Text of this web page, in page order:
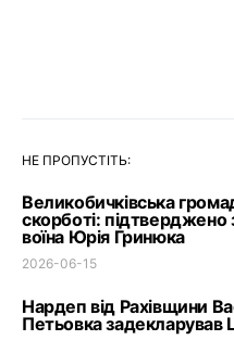
НЕ ПРОПУСТІТЬ:
Великобичківська
скорботі: підтверджено
воїна Юрія Гринюка
2026-06-15
Нардеп від Рахівщини
Петьовка задекларував